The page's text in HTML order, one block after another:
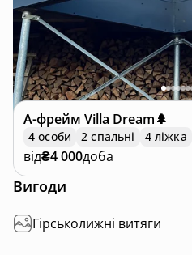
А-фрейм Villa Dream🌲
4 особи 2 спальні 4 ліжка
від₴4 000доба
Вигоди
Гірськолижні витяги